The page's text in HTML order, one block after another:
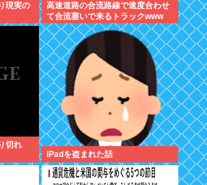
現実の
高速道路の合流路線で速度合わせ
て合流塞いで来るトラックwww
切れ
iPadを盗まれた話